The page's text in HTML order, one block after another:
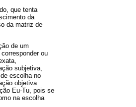
que tenta
da
da matriz de
de um
ou
subjetiva,
escolha no
objetiva
Eu-Tu, pois se
na escolha